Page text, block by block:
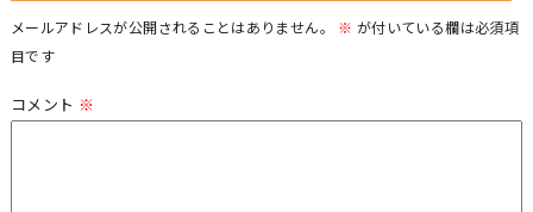
メールアドレスが公開されることはありません。 ※ が付いている欄は必須項
目です
コメント ※